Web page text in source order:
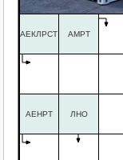
АЕКЛРСТ АМРТ
АЕНРТ ЛНО